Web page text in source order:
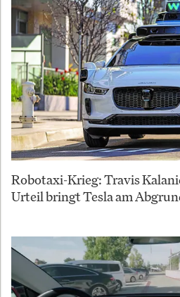
Robotaxi-Krieg: Travis
Urteil bringt Tesla am